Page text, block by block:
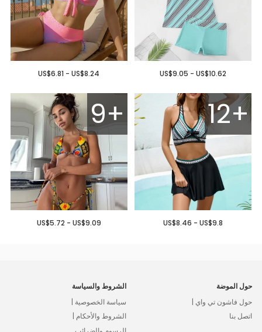
US$9.05 - US$10.62
US$6.81 - US$8.24
12+
US$8.46 - US$9.8
9+
US$5.72 - US$9.09
حول الموضة
حول فاشون تي واي |
اتصل بنا
الشروط والسياسة
سياسة الخصوصية |
الشروط والأحكام |